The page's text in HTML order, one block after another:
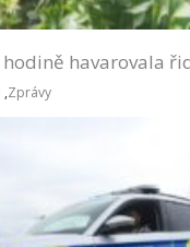
hodině havarovala
,Zprávy